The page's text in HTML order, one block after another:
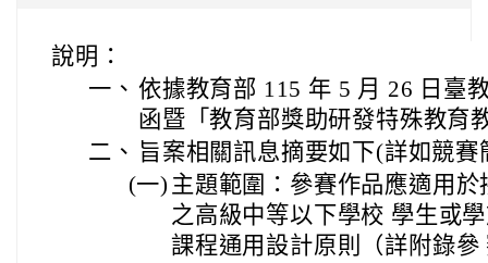
說明：
一、 依據教育部 115 年 5 月 26 日臺
函暨「教育部獎助研發特殊教育
二、 旨案相關訊息摘要如下(詳如競賽
(一) 主題範圍：參賽作品應適用
之高級中等以下學校 學生或
課程通用設計原則（詳附錄